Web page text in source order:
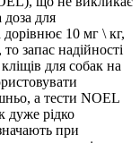
доза для
10 мг \ кг,
запас надійності
для собак на
а тести NOEL
дуже рідко
при